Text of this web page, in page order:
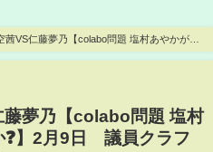
茜VS仁藤夢乃【colabo問題 塩村あやかがこ
疑惑の声
藤夢乃【colabo問題 塩村
❓】2月9日 議員クラフ